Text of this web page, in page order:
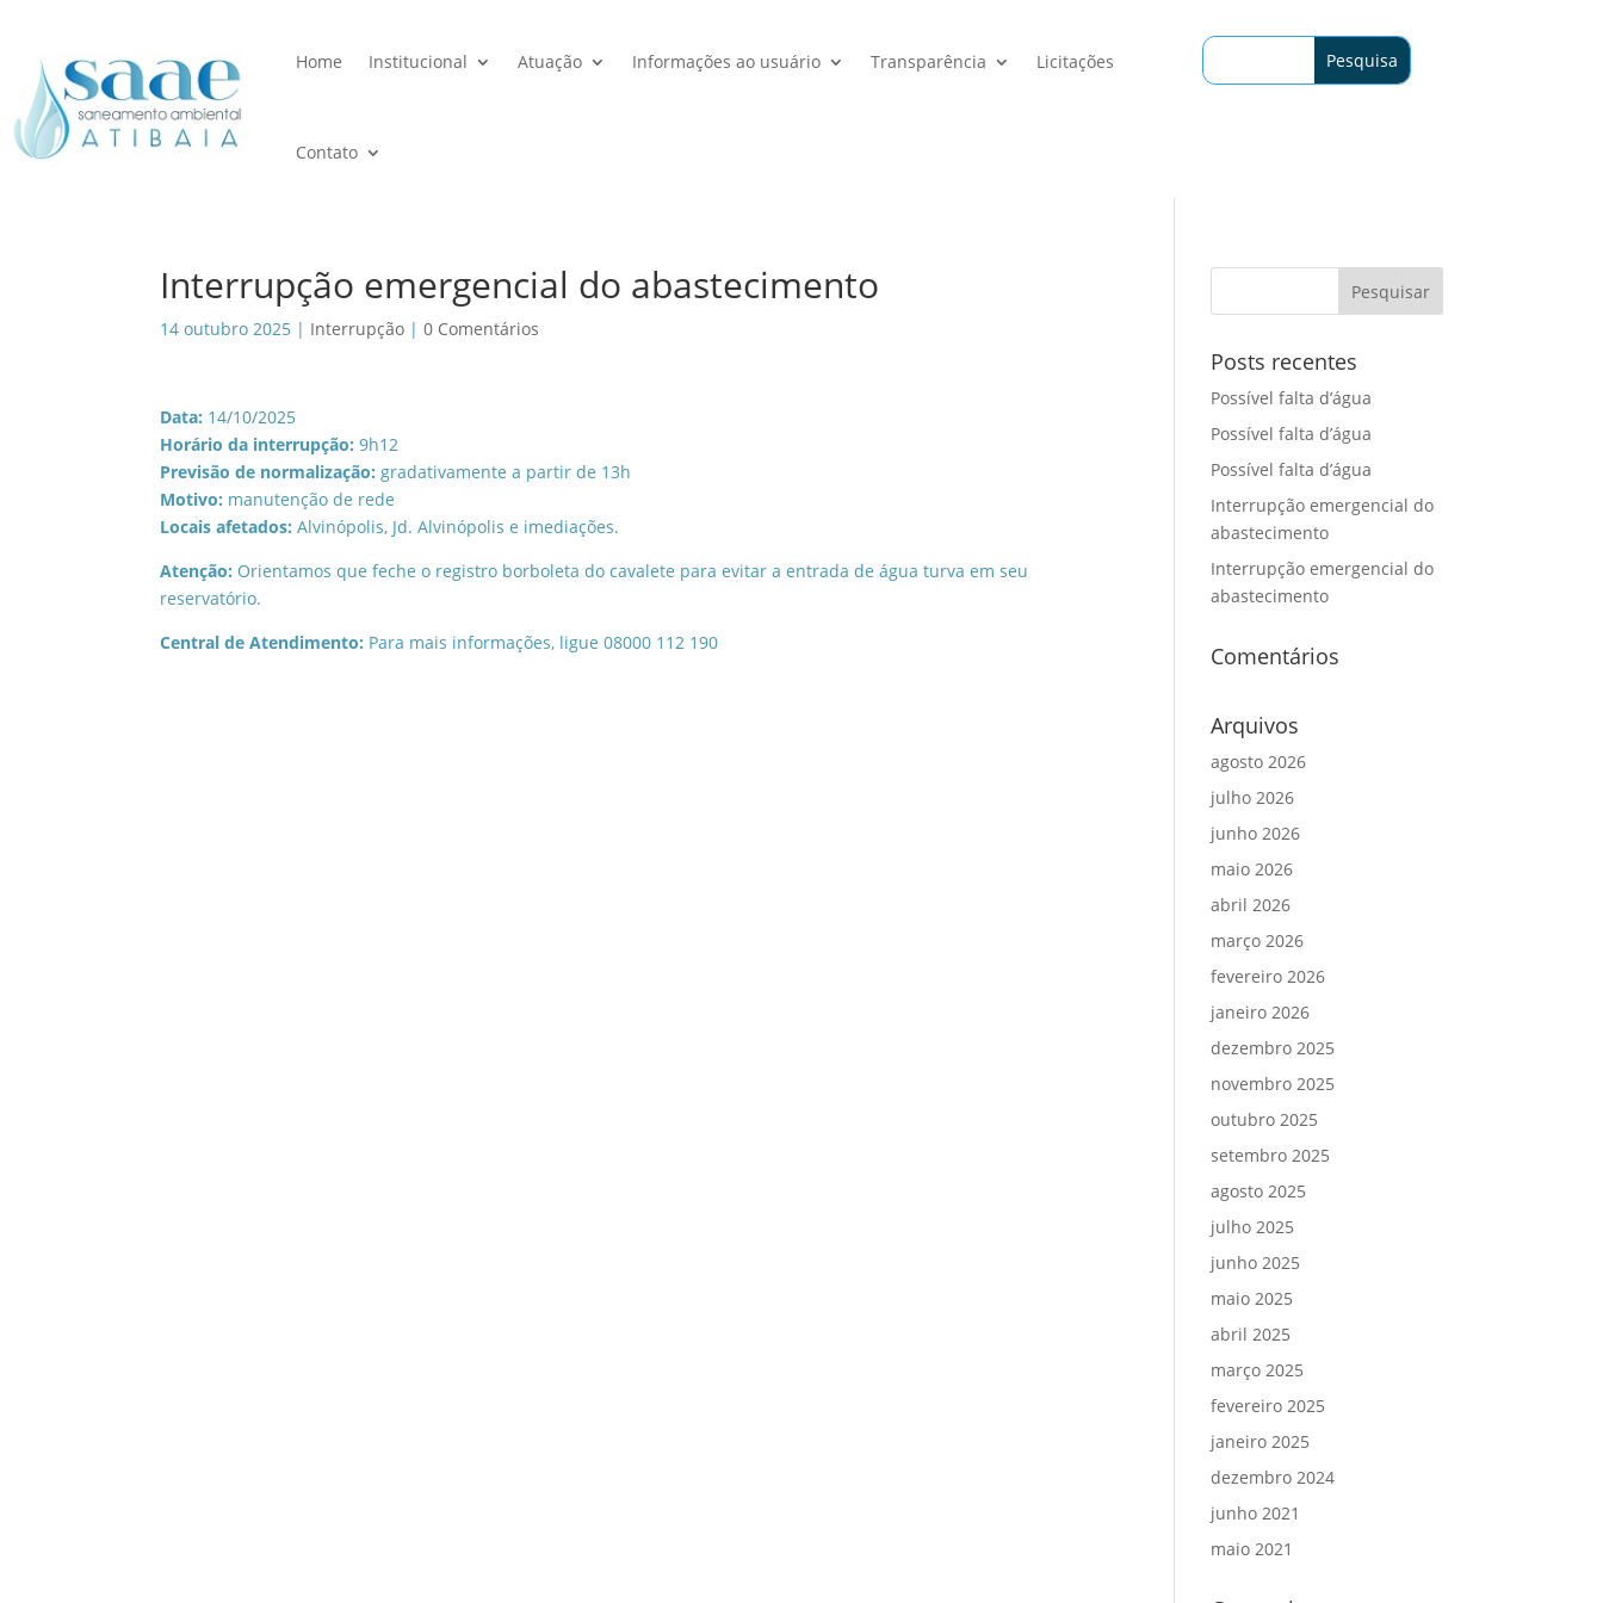
Home Institucional Atuação Informações ao usuário Transparência Licitações
Contato
Interrupção emergencial do abastecimento
14 outubro 2025 | Interrupção |0 Comentários
Data: 14/10/2025
Horário da interrupção: 9h12
Previsão de normalização:gradativamente a partir de 13h
Motivo: manutenção de rede
Locais afetados:Alvinópolis, Jd. Alvinópolis e imediações.
Atenção: Orientamos que feche o registro borboleta do cavalete para evitar a entrada de água turva em seu
reservatório.
Central de Atendimento: Para mais informações, ligue 08000 112 190
Posts recentes
Possível falta d’água
Possível falta d’água
Possível falta d’água
Interrupção emergencial do
abastecimento
Interrupção emergencial do
abastecimento
Comentários
Arquivos
agosto 2026
julho 2026
junho 2026
maio 2026
abril 2026
março 2026
fevereiro 2026
janeiro 2026
dezembro 2025
novembro 2025
outubro 2025
setembro 2025
agosto 2025
julho 2025
junho 2025
maio 2025
abril 2025
março 2025
fevereiro 2025
janeiro 2025
dezembro 2024
junho 2021
maio 2021